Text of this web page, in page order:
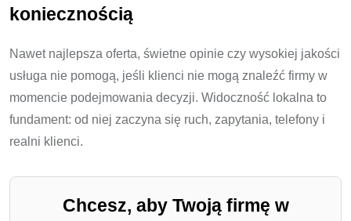
koniecznością
Nawet najlepsza oferta, świetne opinie czy wysokiej jakości
usługa nie pomogą, jeśli klienci nie mogą znaleźć firmy w
momencie podejmowania decyzji. Widoczność lokalna to
fundament: od niej zaczyna się ruch, zapytania, telefony i
realni klienci.
Chcesz, aby Twoją firmę w